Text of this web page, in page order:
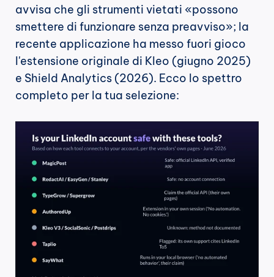
avvisa che gli strumenti vietati «possono
smettere di funzionare senza preavviso»; la
recente applicazione ha messo fuori gioco
l'estensione originale di Kleo (giugno 2025)
e Shield Analytics (2026). Ecco lo spettro
completo per la tua selezione: